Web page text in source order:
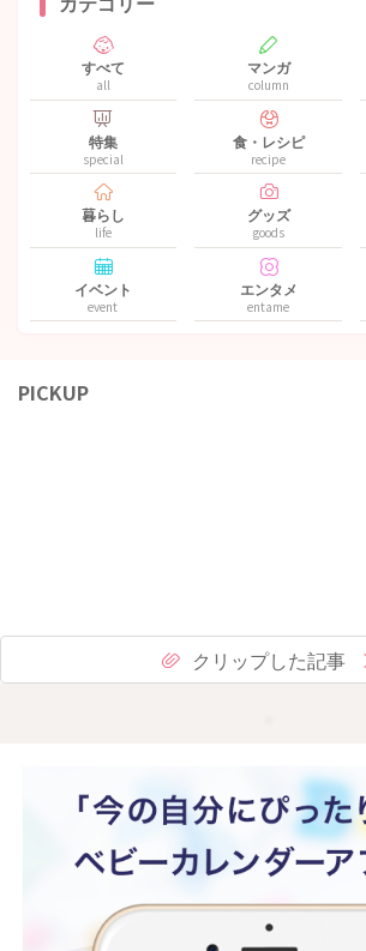
すべて
all
マンガ
column
特集
special
食・レシピ
recipe
暮らし
life
グッズ
goods
イベント
event
エンタメ
entame
PICKUP
クリップした記事